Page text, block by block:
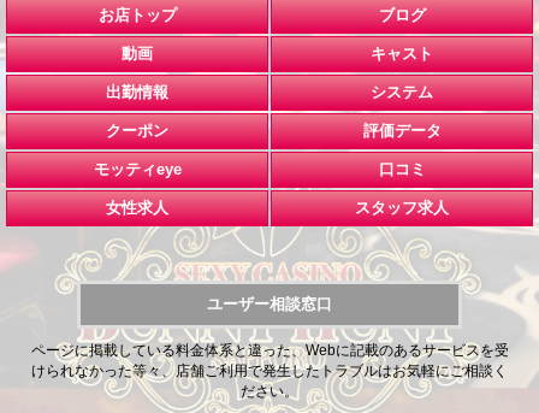
お店トップ ブログ
動画 キャスト
出勤情報 システム
クーポン 評価データ
モッティeye 口コミ
女性求人 スタッフ求人
ユーザー相談窓口
ページに掲載している料金体系と違った、Webに記載のあるサービスを受
けられなかった等々、店舗ご利用で発生したトラブルはお気軽にご相談く
ださい。